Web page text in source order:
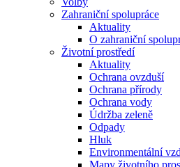
Zahraniční spolupráce
Aktuality
O zahraniční
Životní prostředí
Aktuality
Ochrana ovzduší
Ochrana přírody
Ochrana vody
Údržba zeleně
Odpady
Hluk
Environmentální